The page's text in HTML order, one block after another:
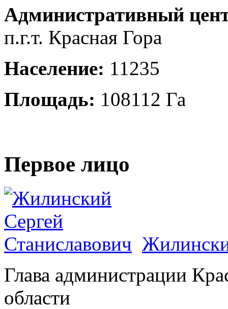
Административный
п.г.т. Красная Гора
Население: 11235
Площадь: 108112 Га
Первое лицо
Глава администрации
области